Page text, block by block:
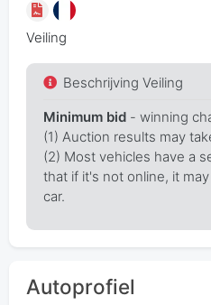
Veiling
Beschrijving Veiling
Minimum bid- winning
(1) Auction results may
(2) Most vehicles have a
that if it's not online, it
car.
Autoprofiel